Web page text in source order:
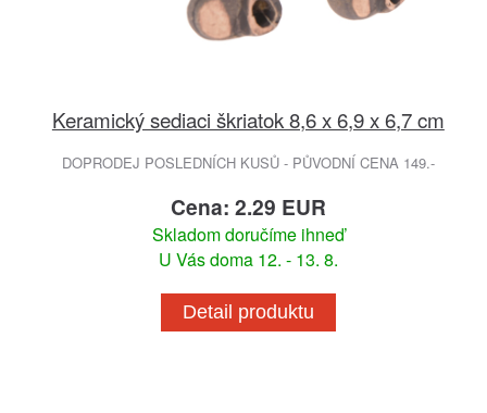
Keramický sediaci škriatok 8,6 x 6,9 x 6,7 cm
DOPRODEJ POSLEDNÍCH KUSŮ - PŮVODNÍ CENA 149.-
Cena: 2.29 EUR
Skladom doručíme ihneď
U Vás doma 12. - 13. 8.
Detail produktu